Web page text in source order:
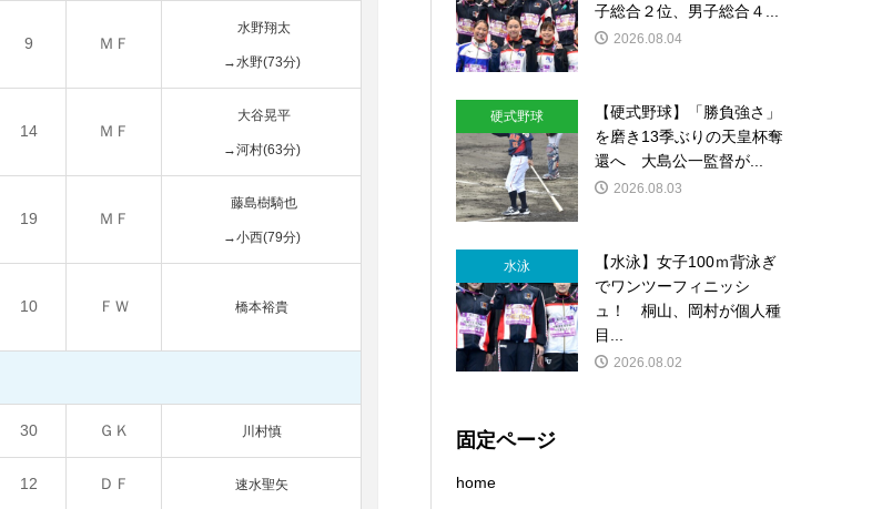
9 ＭＦ
水野翔太
→水野(73分)
14 ＭＦ
大谷晃平
→河村(63分)
19 ＭＦ
藤島樹騎也
→小西(79分)
10 ＦＷ 橋本裕貴
30 ＧＫ 川村慎
12 ＤＦ 速水聖矢
子総合２位、男子総合４...
2026.08.04
硬式野球
【硬式野球】「勝負強さ」
を磨き13季ぶりの天皇杯奪
還へ 大島公一監督が...
2026.08.03
水泳
【水泳】女子100ｍ背泳ぎ
でワンツーフィニッシ
ュ！ 桐山、岡村が個人種
目...
2026.08.02
固定ページ
home